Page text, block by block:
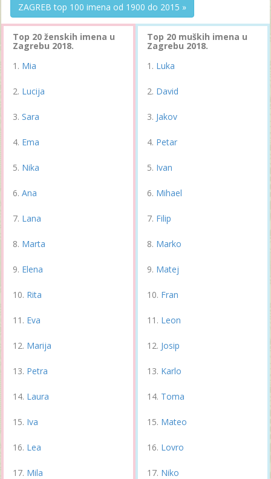
ZAGREB top 100 imena od 1900 do 2015 »
Top 20 ženskih imena u
Zagrebu 2018.
Mia
Lucija
Sara
Ema
Nika
Ana
Lana
Marta
Elena
Rita
Eva
Marija
Petra
Laura
Iva
Lea
Mila
Top 20 muških imena u
Zagrebu 2018.
Luka
David
Jakov
Petar
Ivan
Mihael
Filip
Marko
Matej
Fran
Leon
Josip
Karlo
Toma
Mateo
Lovro
Niko